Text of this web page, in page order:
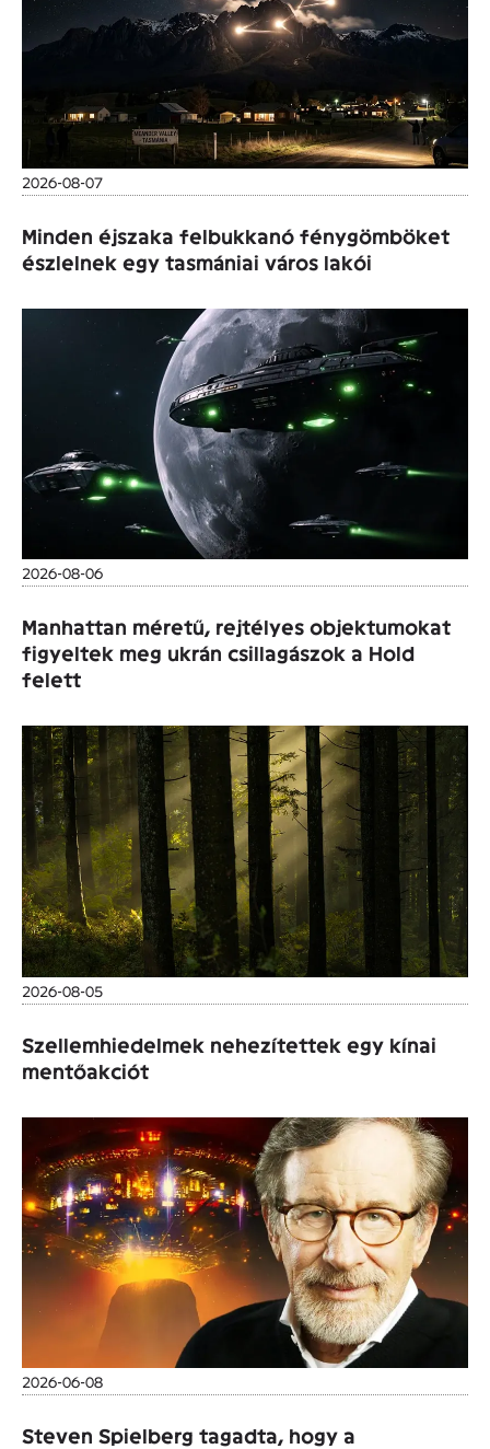
2026-08-07
Minden éjszaka felbukkanó fénygömböket
észlelnek egy tasmániai város lakói
2026-08-06
Manhattan méretű, rejtélyes objektumokat
figyeltek meg ukrán csillagászok a Hold
felett
2026-08-05
Szellemhiedelmek nehezítettek egy kínai
mentőakciót
2026-06-08
Steven Spielberg tagadta, hogy a